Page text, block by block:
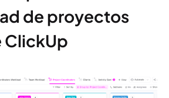
de proyectos
ClickUp